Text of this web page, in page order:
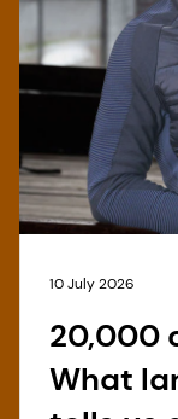
10 July 2026
20,000
What